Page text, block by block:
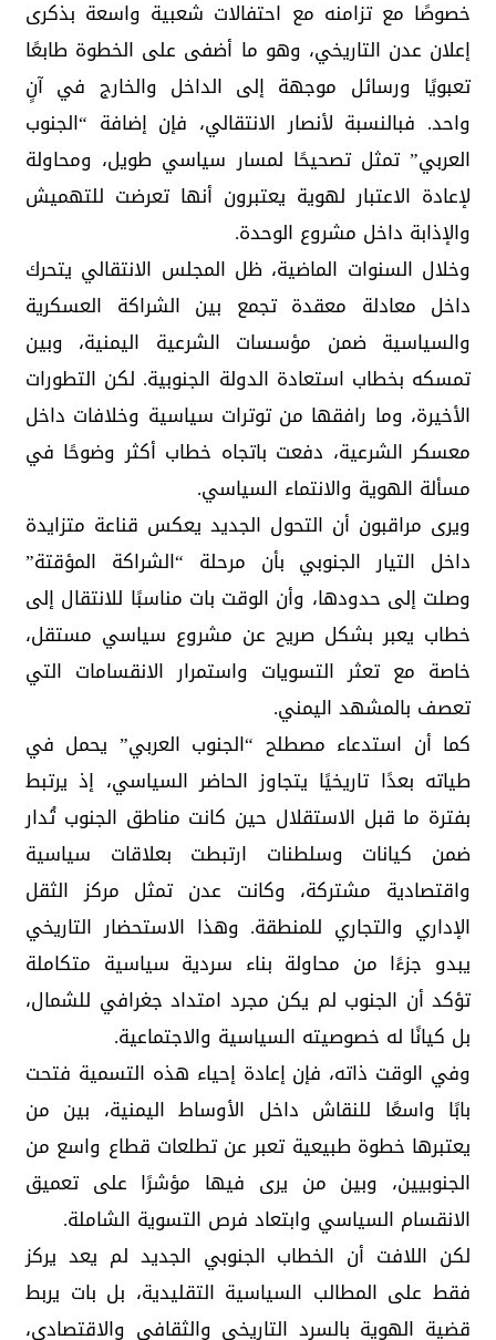
خصوصًا مع تزامنه مع احتفالات شعبية واسعة بذكرى
إعلان عدن التاريخي، وهو ما أضفى على الخطوة طابعًا
تعبويًا ورسائل موجهة إلى الداخل والخارج في آنٍ
واحد. فبالنسبة لأنصار الانتقالي، فإن إضافة “الجنوب
العربي” تمثل تصحيحًا لمسار سياسي طويل، ومحاولة
لإعادة الاعتبار لهوية يعتبرون أنها تعرضت للتهميش
والإذابة داخل مشروع الوحدة.
وخلال السنوات الماضية، ظل المجلس الانتقالي يتحرك
داخل معادلة معقدة تجمع بين الشراكة العسكرية
والسياسية ضمن مؤسسات الشرعية اليمنية، وبين
تمسكه بخطاب استعادة الدولة الجنوبية. لكن التطورات
الأخيرة، وما رافقها من توترات سياسية وخلافات داخل
معسكر الشرعية، دفعت باتجاه خطاب أكثر وضوحًا في
مسألة الهوية والانتماء السياسي.
ويرى مراقبون أن التحول الجديد يعكس قناعة متزايدة
داخل التيار الجنوبي بأن مرحلة “الشراكة المؤقتة”
وصلت إلى حدودها، وأن الوقت بات مناسبًا للانتقال إلى
خطاب يعبر بشكل صريح عن مشروع سياسي مستقل،
خاصة مع تعثر التسويات واستمرار الانقسامات التي
تعصف بالمشهد اليمني.
كما أن استدعاء مصطلح “الجنوب العربي” يحمل في
طياته بعدًا تاريخيًا يتجاوز الحاضر السياسي، إذ يرتبط
بفترة ما قبل الاستقلال حين كانت مناطق الجنوب تُدار
ضمن كيانات وسلطنات ارتبطت بعلاقات سياسية
واقتصادية مشتركة، وكانت عدن تمثل مركز الثقل
الإداري والتجاري للمنطقة. وهذا الاستحضار التاريخي
يبدو جزءًا من محاولة بناء سردية سياسية متكاملة
تؤكد أن الجنوب لم يكن مجرد امتداد جغرافي للشمال،
بل كيانًا له خصوصيته السياسية والاجتماعية.
وفي الوقت ذاته، فإن إعادة إحياء هذه التسمية فتحت
بابًا واسعًا للنقاش داخل الأوساط اليمنية، بين من
يعتبرها خطوة طبيعية تعبر عن تطلعات قطاع واسع من
الجنوبيين، وبين من يرى فيها مؤشرًا على تعميق
الانقسام السياسي وابتعاد فرص التسوية الشاملة.
لكن اللافت أن الخطاب الجنوبي الجديد لم يعد يركز
فقط على المطالب السياسية التقليدية، بل بات يربط
قضية الهوية بالسرد التاريخي والثقافي والاقتصادي،